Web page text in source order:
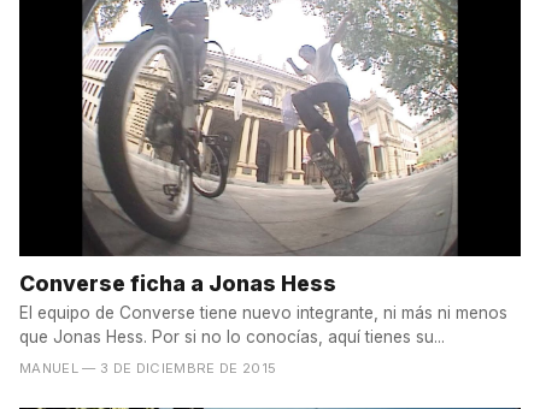
Converse ficha a Jonas Hess
El equipo de Converse tiene nuevo integrante, ni más ni menos
que Jonas Hess. Por si no lo conocías, aquí tienes su...
MANUEL — 3 DE DICIEMBRE DE 2015